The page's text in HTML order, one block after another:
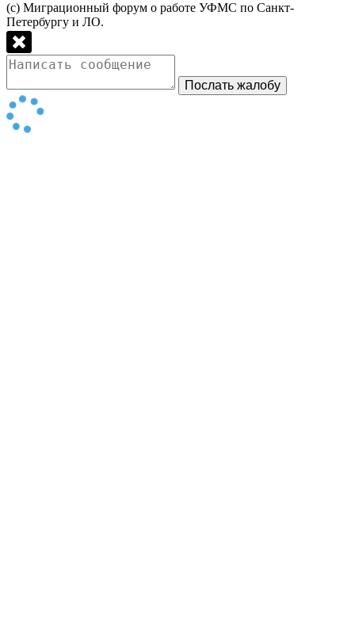
(с) Миграционный форум о работе УФМС по Санкт-
Петербургу и ЛО.